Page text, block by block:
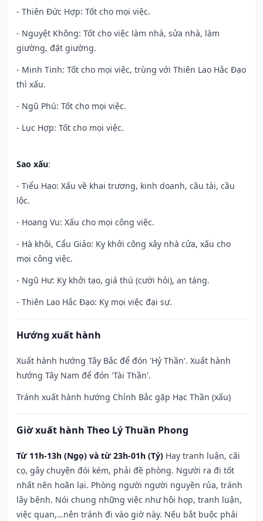
- Thiên Đức Hợp: Tốt cho mọi việc.
- Nguyệt Không: Tốt cho việc làm nhà, sửa nhà, làm
giường, đặt giường.
- Minh Tinh: Tốt cho mọi việc, trùng với Thiên Lao Hắc Đạo
thì xấu.
- Ngũ Phú: Tốt cho mọi việc.
- Lục Hợp: Tốt cho mọi việc.
Sao xấu:
- Tiểu Hao: Xấu về khai trương, kinh doanh, cầu tài, cầu
lộc.
- Hoang Vu: Xấu cho mọi công việc.
- Hà khôi, Cẩu Giảo: Kỵ khởi công xây nhà cửa, xấu cho
mọi công việc.
- Ngũ Hư: Kỵ khởi tạo, giá thú (cưới hỏi), an táng.
- Thiên Lao Hắc Đạo: Kỵ mọi việc đại sự.
Hướng xuất hành
Xuất hành hướng Tây Bắc để đón 'Hỷ Thần'. Xuất hành
hướng Tây Nam để đón 'Tài Thần'.
Tránh xuất hành hướng Chính Bắc gặp Hạc Thần (xấu)
Giờ xuất hành Theo Lý Thuần Phong
Từ 11h-13h (Ngọ) và từ 23h-01h (Tý) Hay tranh luận, cãi
cọ, gây chuyện đói kém, phải đề phòng. Người ra đi tốt
nhất nên hoãn lại. Phòng người người nguyền rủa, tránh
lây bệnh. Nói chung những việc như hội họp, tranh luận,
việc quan,…nên tránh đi vào giờ này. Nếu bắt buộc phải